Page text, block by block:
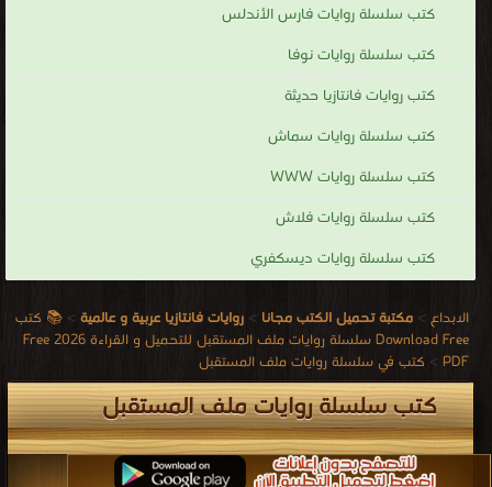
كتب سلسلة روايات فارس الأندلس
كتب سلسلة روايات نوفا
كتب روايات فانتازيا حديثة
كتب سلسلة روايات سماش
كتب سلسلة روايات WWW
كتب سلسلة روايات فلاش
كتب سلسلة روايات ديسكفري
الابداع > مكتبة تحميل الكتب مجانا > روايات فانتازيا عربية و عالمية > 📚 كتب
Download Free سلسلة روايات ملف المستقبل للتحميل و القراءة 2026 Free
PDF
> كتب في سلسلة روايات ملف المستقبل
كتب سلسلة روايات ملف المستقبل